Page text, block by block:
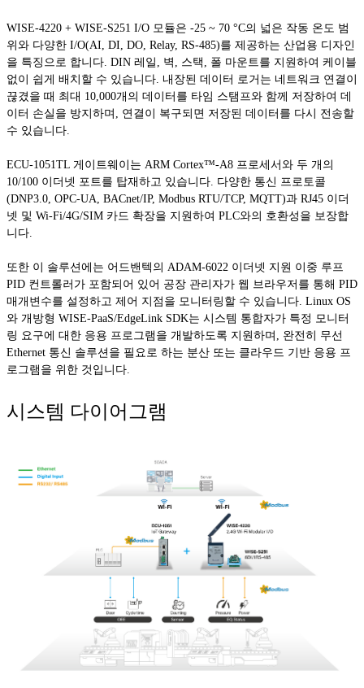
WISE-4220 + WISE-S251 I/O 모듈은 -25 ~ 70 °C의 넓은 작동 온도 범
위와 다양한 I/O(AI, DI, DO, Relay, RS-485)를 제공하는 산업용 디자인
을 특징으로 합니다. DIN 레일, 벽, 스택, 폴 마운트를 지원하여 케이블
없이 쉽게 배치할 수 있습니다. 내장된 데이터 로거는 네트워크 연결이
끊겼을 때 최대 10,000개의 데이터를 타임 스탬프와 함께 저장하여 데
이터 손실을 방지하며, 연결이 복구되면 저장된 데이터를 다시 전송할
수 있습니다.
ECU-1051TL 게이트웨이는 ARM Cortex™-A8 프로세서와 두 개의
10/100 이더넷 포트를 탑재하고 있습니다. 다양한 통신 프로토콜
(DNP3.0, OPC-UA, BACnet/IP, Modbus RTU/TCP, MQTT)과 RJ45 이더
넷 및 Wi-Fi/4G/SIM 카드 확장을 지원하여 PLC와의 호환성을 보장합
니다.
또한 이 솔루션에는 어드밴텍의 ADAM-6022 이더넷 지원 이중 루프
PID 컨트롤러가 포함되어 있어 공장 관리자가 웹 브라우저를 통해 PID
매개변수를 설정하고 제어 지점을 모니터링할 수 있습니다. Linux OS
와 개방형 WISE-PaaS/EdgeLink SDK는 시스템 통합자가 특정 모니터
링 요구에 대한 응용 프로그램을 개발하도록 지원하며, 완전히 무선
Ethernet 통신 솔루션을 필요로 하는 분산 또는 클라우드 기반 응용 프
로그램을 위한 것입니다.
시스템 다이어그램